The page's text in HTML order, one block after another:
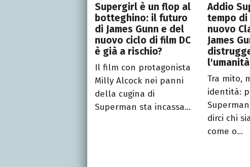
Supergirl è un flop al
botteghino: il futuro
di James Gunn e del
nuovo ciclo di film DC
è già a rischio?
Il film con protagonista
Milly Alcock nei panni
della cugina di
Superman sta incassa...
Addio
tempo
nuovo
James
l'umanità
Tra mito,
identità:
dirci chi
come o...